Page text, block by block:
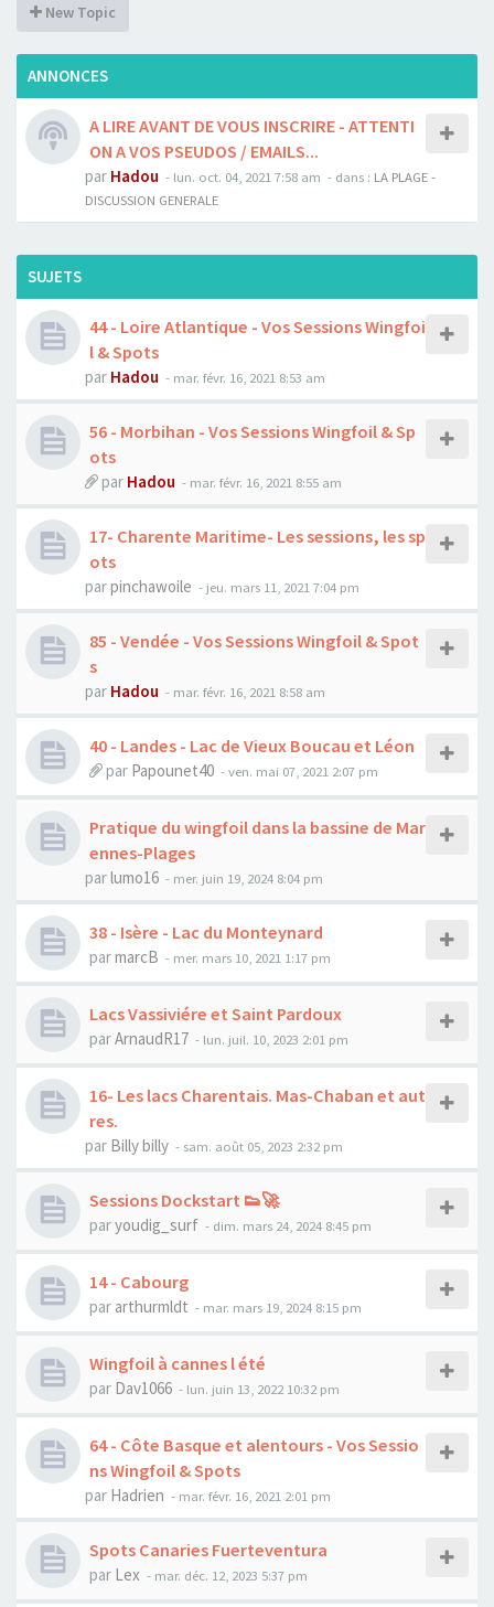
New Topic
ANNONCES
A LIRE AVANT DE VOUS INSCRIRE - ATTENTI
ON A VOS PSEUDOS / EMAILS...
par Hadou - lun. oct. 04, 2021 7:58 am - dans : LA PLAGE -
DISCUSSION GENERALE
SUJETS
44 - Loire Atlantique - Vos Sessions Wingfoi
l & Spots
par Hadou - mar. févr. 16, 2021 8:53 am
56 - Morbihan - Vos Sessions Wingfoil & Sp
ots
par Hadou - mar. févr. 16, 2021 8:55 am
17- Charente Maritime- Les sessions, les sp
ots
parpinchawoile - jeu. mars 11, 2021 7:04 pm
85 - Vendée - Vos Sessions Wingfoil & Spot
s
par Hadou - mar. févr. 16, 2021 8:58 am
40 - Landes - Lac de Vieux Boucau et Léon
par Papounet40 -ven. mai 07, 2021 2:07 pm
Pratique du wingfoil dans la bassine de Mar
ennes-Plages
parlumo16 - mer. juin 19, 2024 8:04 pm
38 - Isère - Lac du Monteynard
parmarcB - mer. mars 10, 2021 1:17 pm
Lacs Vassiviére et Saint Pardoux
parArnaudR17 - lun. juil. 10, 2023 2:01 pm
16- Les lacs Charentais. Mas-Chaban et aut
res.
par Billy billy - sam. août 05, 2023 2:32 pm
Sessions Dockstart 👟🚀
paryoudig_surf - dim. mars 24, 2024 8:45 pm
14 - Cabourg
par arthurmldt - mar. mars 19, 2024 8:15 pm
Wingfoil à cannes l été
par Dav1066 - lun. juin 13, 2022 10:32 pm
64 - Côte Basque et alentours - Vos Sessio
ns Wingfoil & Spots
par Hadrien - mar. févr. 16, 2021 2:01 pm
Spots Canaries Fuerteventura
par Lex - mar. déc. 12, 2023 5:37 pm